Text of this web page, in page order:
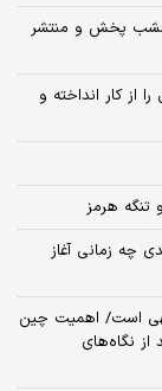
پخش و منتشر
درباره محاصره دریایی/ ۲ کشتی را از کار انداخته و
تنگه هرمز
چه زمانی آغاز
است/ اهمیت چین
نگاه‌های